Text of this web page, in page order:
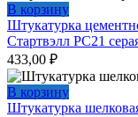
В корзину
Штукатурка
Стартвэлл PC21
433,00 ₽
В корзину
Штукатурка